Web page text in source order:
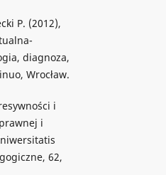
P. (2012),
diagnoza,
Wrocław.
i
i
62,